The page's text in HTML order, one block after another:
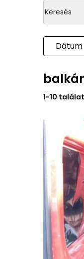
1-10